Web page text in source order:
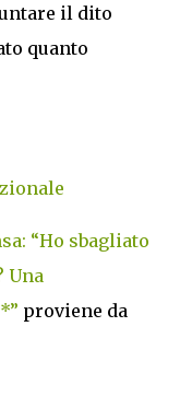
il dito
quanto
“Ho sbagliato
Una
proviene da